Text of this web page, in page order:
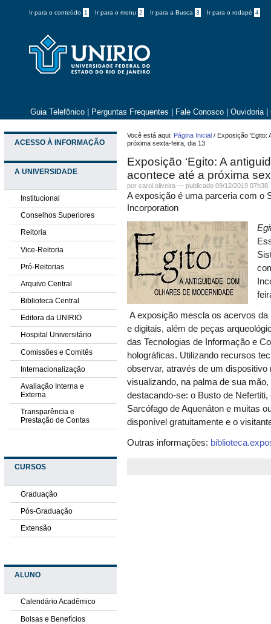
Ir para o conteúdo 1 Ir para o menu 2 Ir para a Busca 3 Ir para o rodapé 4
Guia Telefônico Perguntas Frequentes Fale Conosco Ouvidoria
ACESSO À INFORMAÇÃO
A UNIVERSIDADE
Institucional
Conselhos Superiores
Reitoria
Vice-Reitoria
Pró-Reitorias
Arquivo Central
Biblioteca Central
Editora da UNIRIO
Hospital Universitário
Comissões e Comitês
Internacionalização
Avaliação Interna e
Externa
Transparência e
Prestação de Contas
CURSOS
Graduação
Pós-Graduação
Extensão
ALUNO
Calendário Acadêmico
Bolsas e Benefícios
Você está aqui: Página Inicial / Exposição ‘Egito:
próxima sexta-feira, dia 13
Exposição ‘Egito: A
acontece até a próxima
porcarol.oliveira —publicado 09/12/2019
A exposição é uma parceria com o
Incorporation
A exposição mescla os acervos
e digitais, além de peças
das Tecnologias de Informação e
holográficas. Utilizando recursos
observar, através de um
visualizando, na palma de sua
destacando-se: o Busto de
Sarcófago de Aquenáton e muitas
disponível gratuitamente e o
Outras informações: